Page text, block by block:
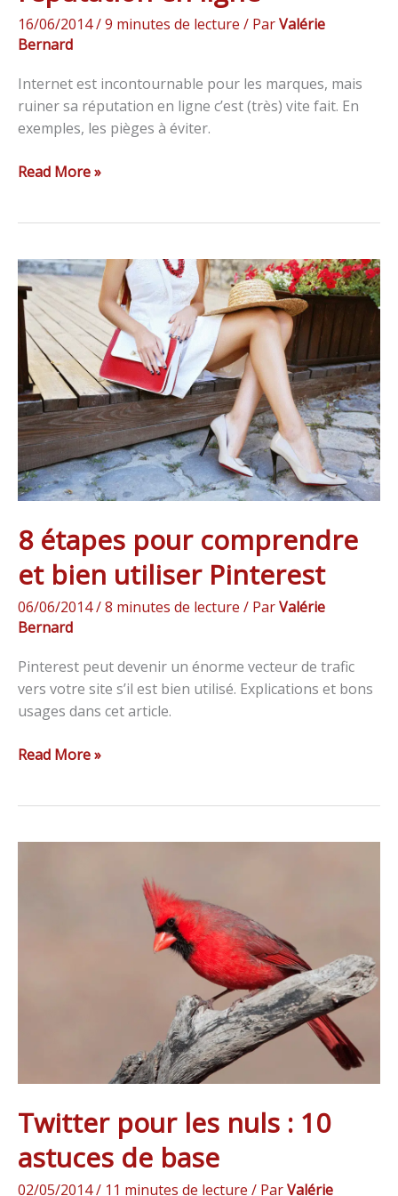
16/06/2014/9 minutes de lecture / ParValérie
Bernard
Internet est incontournable pour les marques, mais
ruiner sa réputation en ligne c’est (très) vite fait. En
exemples, les pièges à éviter.
Read More »
8 étapes pour comprendre
et bien utiliser Pinterest
06/06/2014/8 minutes de lecture / ParValérie
Bernard
Pinterest peut devenir un énorme vecteur de trafic
vers votre site s’il est bien utilisé. Explications et bons
usages dans cet article.
8
étapes
pour
comprendre
et
bien
utiliser
Pinterest
Read More »
Twitter pour les nuls : 10
astuces de base
02/05/2014/ 11 minutes de lecture / ParValérie